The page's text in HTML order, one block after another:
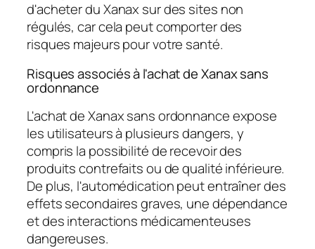
d'acheter du Xanax sur des sites non
régulés, car cela peut comporter des
risques majeurs pour votre santé.
Risques associés à l'achat de Xanax sans
ordonnance
L'achat de Xanax sans ordonnance expose
les utilisateurs à plusieurs dangers, y
compris la possibilité de recevoir des
produits contrefaits ou de qualité inférieure.
De plus, l'automédication peut entraîner des
effets secondaires graves, une dépendance
et des interactions médicamenteuses
dangereuses.